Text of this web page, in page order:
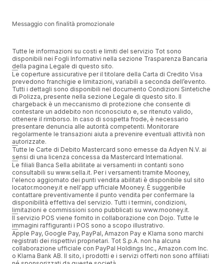
Messaggio con finalità promozionale
Tutte le informazioni su costi e limiti del servizio Tot sono
disponibili nei Fogli Informativi nella sezione Trasparenza Bancaria
della pagina Legale di questo sito.
Le coperture assicurative per il titolare della Carta di Credito Visa
prevedono franchigie e limitazioni, variabili a seconda dell’evento.
Tutti i dettagli sono disponibili nel documento Condizioni Sintetiche
di Polizza, presente nella sezione Legale di questo sito. Il
chargeback è un meccanismo di protezione che consente di
contestare un addebito non riconosciuto e, se ritenuto valido,
ottenere il rimborso. In caso di sospetta frode, è necessario
presentare denuncia alle autorità competenti. Monitorare
regolarmente le transazioni aiuta a prevenire eventuali attività non
autorizzate.
Tutte le Carte di Debito Mastercard sono emesse da Adyen N.V. ai
sensi di una licenza concessa da Mastercard International.
Le filiali Banca Sella abilitate ai versamenti in contanti sono
consultabili su www.sella.it. Per i versamenti tramite Mooney,
l'elenco aggiornato dei punti vendita abilitati è disponibile sul sito
locator.mooney.it e nell'app ufficiale Mooney. È suggeribile
contattare preventivamente il punto vendita per confermare la
disponibilità effettiva del servizio. Tutti i termini, condizioni,
limitazioni e commissioni sono pubblicati su www.mooney.it.
Il servizio POS viene fornito in collaborazione con Dojo. Tutte le
immagini raffiguranti i POS sono a scopo illustrativo.
Apple Pay, Google Pay, PayPal, Amazon Pay e Klarna sono marchi
registrati dei rispettivi proprietari. Tot S.p.A. non ha alcuna
collaborazione ufficiale con PayPal Holdings Inc., Amazon.com Inc.
o Klarna Bank AB. Il sito, i prodotti e i servizi offerti non sono affiliati